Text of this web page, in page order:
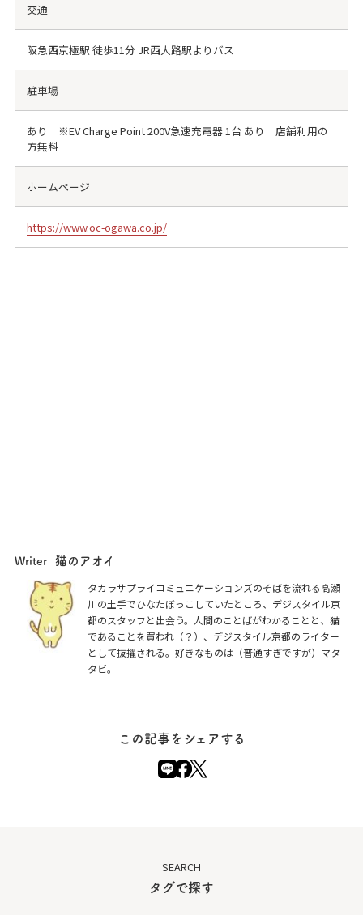
交通
阪急西京極駅 徒歩11分 JR西大路駅よりバス
駐車場
あり ※EV Charge Point 200V急速充電器 1台 あり 店舗利用の
方無料
ホームページ
https://www.oc-ogawa.co.jp/
Writer 猫のアオイ
タカラサプライコミュニケーションズのそばを流れる高瀬
川の土手でひなたぼっこしていたところ、デジスタイル京
都のスタッフと出会う。人間のことばがわかることと、猫
であることを買われ（？）、デジスタイル京都のライター
として抜擢される。好きなものは（普通すぎですが）マタ
タビ。
この記事をシェアする
SEARCH
タグで探す